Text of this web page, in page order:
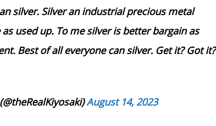
silver. Silver an industrial precious metal
used up. To me silver is better bargain as
Best of all everyone can silver. Get it? Got it?
August 14, 2023